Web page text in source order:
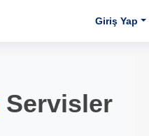
Giriş Yap
Servisler